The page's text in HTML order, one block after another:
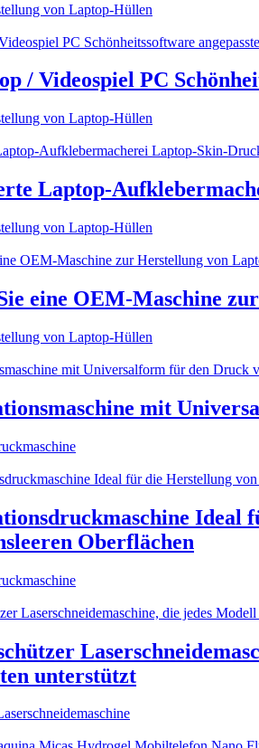
von Laptop-Hüllen
/ Videospiel PC
von Laptop-Hüllen
Laptop-
von Laptop-Hüllen
eine OEM-Maschine
von Laptop-Hüllen
mit
Ideal
Oberflächen
unterstützt